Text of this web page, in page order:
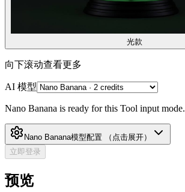
光款
向下滚动查看更多
AI 模型
Nano Banana is ready for this Tool input mode.
Nano Banana模型配置
（点击展开）
立即登录
预览